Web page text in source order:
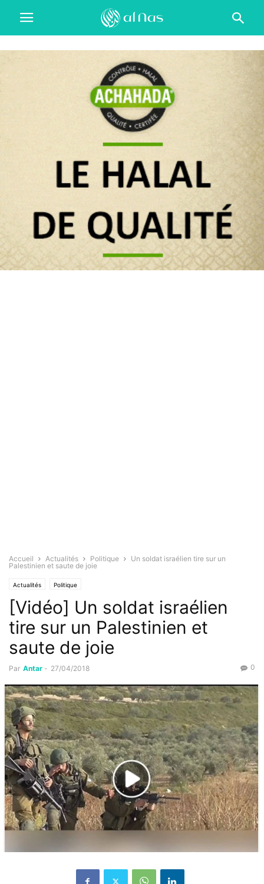
Accueil Actualités Politique
Un soldat israélien tire sur un
Palestinien et saute de joie
Actualités Politique
[Vidéo] Un soldat israélien
tire sur un Palestinien et
saute de joie
Par Antar - 27/04/2018 0